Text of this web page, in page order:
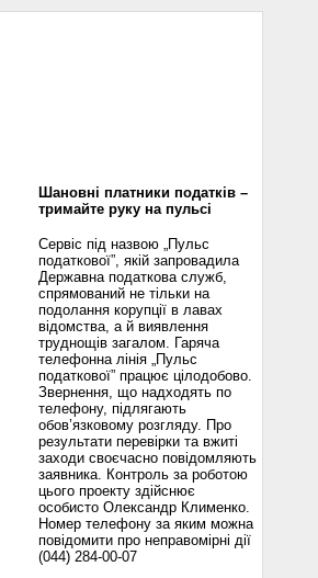
Шановні платники податків –
тримайте руку на пульсі
Сервіс під назвою „Пульс
податкової”, якій запровадила
Державна податкова служб,
спрямований не тільки на
подолання корупції в лавах
відомства, а й виявлення
труднощів загалом. Гаряча
телефонна лінія „Пульс
податкової” працює цілодобово.
Звернення, що надходять по
телефону, підлягають
обов’язковому розгляду. Про
результати перевірки та вжиті
заходи своєчасно повідомляють
заявника. Контроль за роботою
цього проекту здійснює
особисто Олександр Клименко.
Номер телефону за яким можна
повідомити про неправомірні дії
(044) 284-00-07